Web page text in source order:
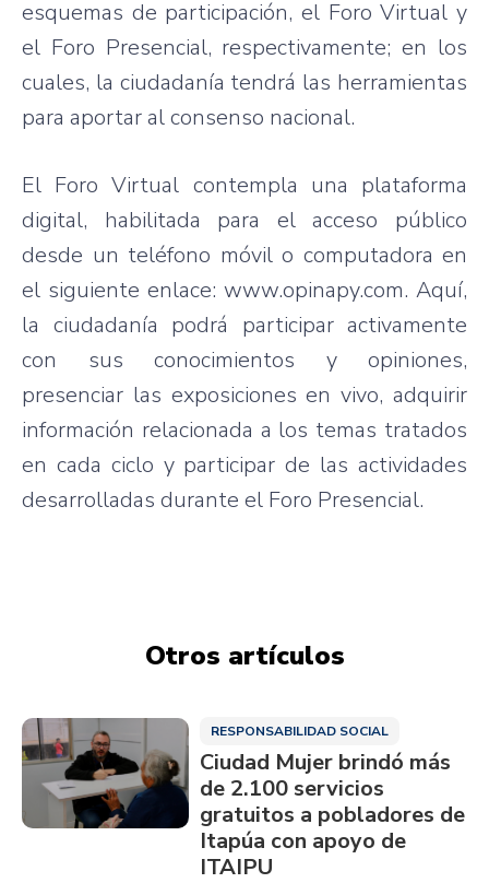
esquemas de participación, el Foro Virtual y
el Foro Presencial, respectivamente; en los
cuales, la ciudadanía tendrá las herramientas
para aportar al consenso nacional.
El Foro Virtual contempla una plataforma
digital, habilitada para el acceso público
desde un teléfono móvil o computadora en
el siguiente enlace: www.opinapy.com. Aquí,
la ciudadanía podrá participar activamente
con sus conocimientos y opiniones,
presenciar las exposiciones en vivo, adquirir
información relacionada a los temas tratados
en cada ciclo y participar de las actividades
desarrolladas durante el Foro Presencial.
Otros artículos
RESPONSABILIDAD SOCIAL
Ciudad Mujer brindó más
de 2.100 servicios
gratuitos a pobladores de
Itapúa con apoyo de
ITAIPU